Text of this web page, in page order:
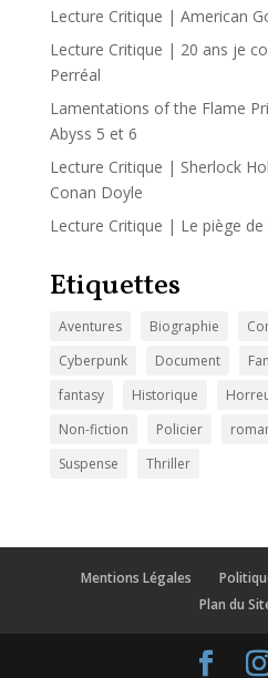
Lecture Critique | American
Lecture Critique | 20 ans je
Perréal
Lamentations of the Flame
Abyss 5 et 6
Lecture Critique | Sherlock
Conan Doyle
Lecture Critique | Le piège de
Etiquettes
Aventures Biographie
Cyberpunk
Document
fantasy
Historique
Non-fiction
Policier
Suspense
Thriller
Mentions Légales
Plan du